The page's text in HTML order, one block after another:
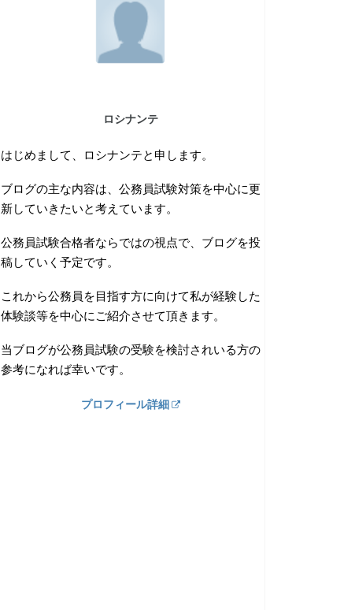
ロシナンテ
はじめまして、ロシナンテと申します。
ブログの主な内容は、公務員試験対策を中心に更
新していきたいと考えています。
公務員試験合格者ならではの視点で、ブログを投
稿していく予定です。
これから公務員を目指す方に向けて私が経験した
体験談等を中心にご紹介させて頂きます。
当ブログが公務員試験の受験を検討されいる方の
参考になれば幸いです。
プロフィール詳細